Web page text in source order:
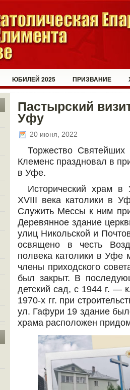
ЮБИЛЕЙ 2025 ПРИЗВАНИЕ
Пастырский
Уфу
20 июня, 2022
Торжество
Клеменс праздновал в
в Уфе.
Исторический храм
XVIII века католики в
Служить Мессы к ним
Деревянное здание
улиц Никольской и
освящено в честь
полвека католики в Уфе
члены приходского
был закрыт. В
детский сад, с 1944 г. —
1970-х гг. при
ул. Гафури 19 здание
храма расположен